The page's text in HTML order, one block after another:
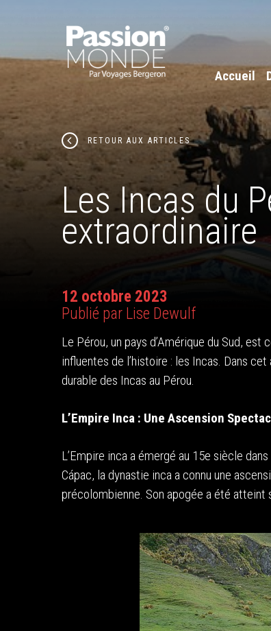
Accueil
RETOUR AUX ARTICLES
Les Incas du
extraordinaire
12 octobre 2023
Publié par Lise Dewulf
Le Pérou, un pays d’Amérique du Sud,
influentes de l’histoire : les Incas. Dans
durable des Incas au Pérou.
L’Empire Inca : Une Ascension
L’Empire inca a émergé au 15e siècle
Cápac, la dynastie inca a connu une
précolombienne. Son apogée a été atteint